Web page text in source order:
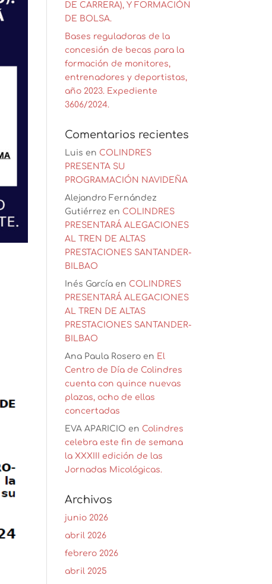
DE CARRERA), Y FORMACIÓN
DE BOLSA.
Bases reguladoras de la
concesión de becas para la
formación de monitores,
entrenadores y deportistas,
año 2023. Expediente
3606/2024.
Comentarios recientes
Luis en COLINDRES
PRESENTA SU
PROGRAMACIÓN NAVIDEÑA
Alejandro Fernández
Gutiérrez en COLINDRES
PRESENTARÁ ALEGACIONES
AL TREN DE ALTAS
PRESTACIONES SANTANDER-
BILBAO
Inés Garcíaen COLINDRES
PRESENTARÁ ALEGACIONES
AL TREN DE ALTAS
PRESTACIONES SANTANDER-
BILBAO
Ana Paula Roseroen El
Centro de Día de Colindres
cuenta con quince nuevas
plazas, ocho de ellas
concertadas
EVA APARICIO en Colindres
celebra este fin de semana
la XXXIII edición de las
Jornadas Micológicas.
Archivos
junio 2026
abril 2026
febrero 2026
abril 2025